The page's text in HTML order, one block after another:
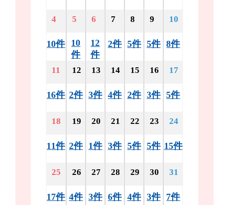
4
10件
5
10
件
6
12
件
7
2件
8
5件
9
5件
10
8件
11
16件
12
2件
13
3件
14
4件
15
2件
16
3件
17
5件
18
11件
19
2件
20
1件
21
3件
22
5件
23
5件
24
15件
25
17件
26
4件
27
3件
28
6件
29
4件
30
3件
31
7件